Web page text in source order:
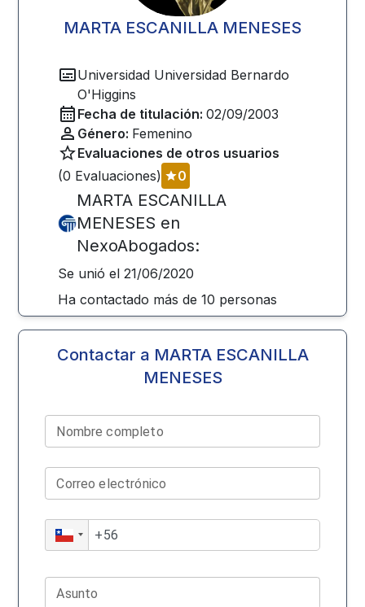
MARTA ESCANILLA MENESES
Universidad Universidad Bernardo
O'Higgins
Fecha de titulación: 02/09/2003
Género: Femenino
Evaluaciones de otros usuarios
(0 Evaluaciones) 0
MARTA ESCANILLA
MENESES en
NexoAbogados:
Se unió el 21/06/2020
Ha contactado más de10 personas
Contactar a MARTA ESCANILLA
MENESES
Nombre completo
Correo electrónico
Asunto